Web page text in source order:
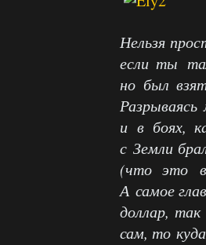
Нельзя
если ты
но был
и в боях,
с Земли
(что это
А самое
доллар,
сам, то